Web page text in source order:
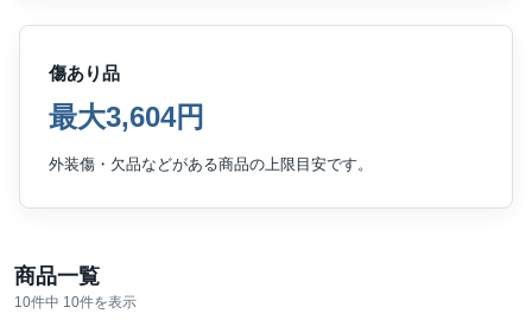
傷あり品
最大3,604円
外装傷・欠品などがある商品の上限目安です。
商品一覧
10件中 10件を表示